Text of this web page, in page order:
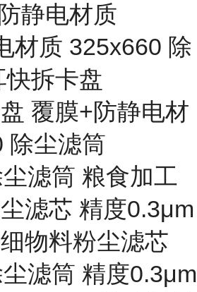
静电材质
材质 325x660 除
拆卡盘
覆膜+防静电材
除尘滤筒
滤筒 粮食加工
滤芯 精度0.3μm
物料粉尘滤芯
滤筒 精度0.3μm